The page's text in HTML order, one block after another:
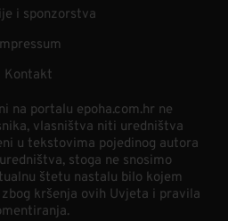
i sponzorstva
Kontakt
na portalu epoha.com.hr ne
vlasništva niti uredništva
u tekstovima pojedinog autora
stoga ne snosimo
štetu nastalu bilo kojem
kršenja ovih Uvjeta i pravila